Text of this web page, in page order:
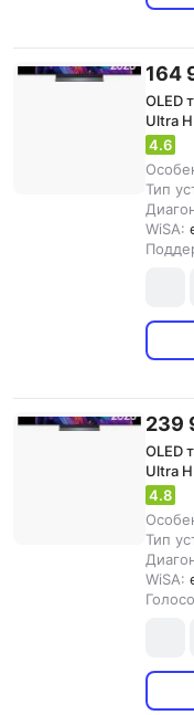
164
OLED
Ultra
4.6
Тип
WiSA:
239
OLED
Ultra
4.8
Тип
WiSA: